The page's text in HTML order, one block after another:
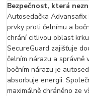
Bezpečnost, která
Autosedačka
prvky proti čelnímu a
chrání citlivou oblast
SecureGuard zajišťuje
čelním nárazu a správně
bočním nárazu je
absorbuje energii.
maximálně chráněno ze